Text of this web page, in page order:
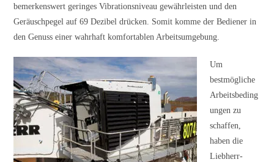
bemerkenswert geringes Vibrationsniveau gewährleisten und den
Geräuschpegel auf 69 Dezibel drücken. Somit komme der Bediener in
den Genuss einer wahrhaft komfortablen Arbeitsumgebung.
Um
bestmögliche
Arbeitsbeding
ungen zu
schaffen,
haben die
Liebherr-